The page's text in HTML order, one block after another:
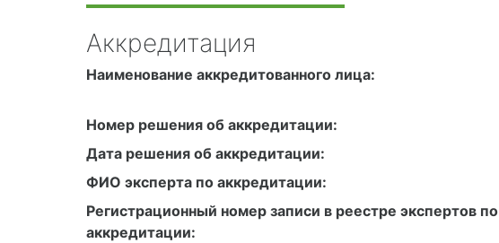
Аккредитация
Наименование аккредитованного лица:
Номер решения об аккредитации:
Дата решения об аккредитации:
ФИО эксперта по аккредитации:
Регистрационный номер записи в реестре экспертов по
аккредитации: